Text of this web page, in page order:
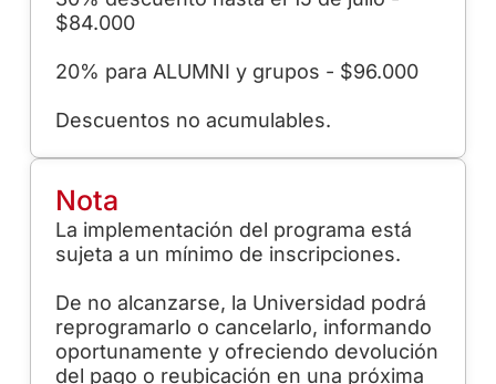
$84.000
20% para ALUMNI y grupos - $96.000
Descuentos no acumulables.
Nota
La implementación del programa está
sujeta a un mínimo de inscripciones.
De no alcanzarse, la Universidad podrá
reprogramarlo o cancelarlo, informando
oportunamente y ofreciendo devolución
del pago o reubicación en una próxima